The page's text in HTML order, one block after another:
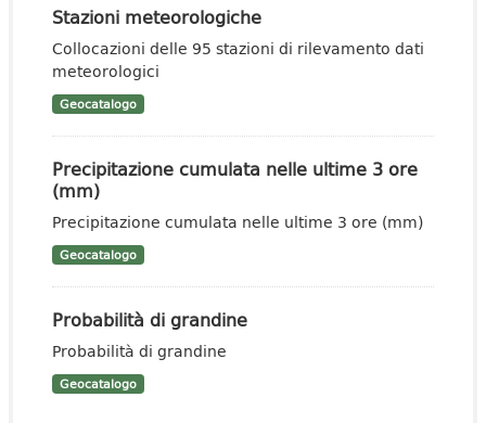
Stazioni meteorologiche
Collocazioni delle 95 stazioni di rilevamento dati
meteorologici
Geocatalogo
Precipitazione cumulata nelle ultime 3 ore
(mm)
Precipitazione cumulata nelle ultime 3 ore (mm)
Geocatalogo
Probabilità di grandine
Probabilità di grandine
Geocatalogo